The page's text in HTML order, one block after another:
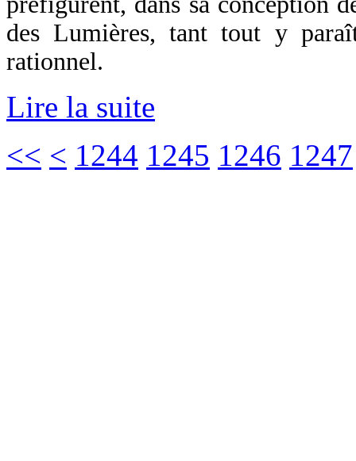
des Lumières, tant tout y
rationnel.
Lire la suite
<< < 1244 1245 1246 1247